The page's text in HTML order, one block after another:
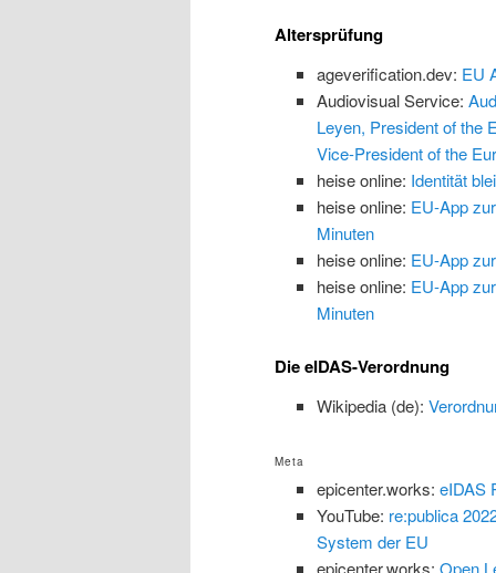
Altersprüfung
ageverification.dev: EU
Audiovisual Service:
Leyen, President of the
Vice-President of the
heise online: Identität
heise online: EU-App
Minuten
heise online: EU-App
heise online: EU-App
Minuten
Die eIDAS-Verordnung
Wikipedia (de):
Meta
epicenter.works: eIDAS
YouTube: re:publica
System der EU
epicenter.works: Open